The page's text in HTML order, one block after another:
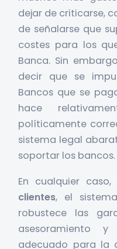
dejar de criticarse,
de señalarse que
costes para los
Banca. Sin
decir que se
Bancos que se
hace
políticamente
sistema legal
soportar los bancos.
En cualquier
clientes, el
robustece las
asesoramiento
adecuado para la